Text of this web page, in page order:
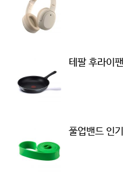
테팔 후라이
풀업밴드 인